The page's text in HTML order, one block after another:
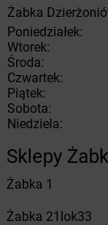
Żabka
Poniedziałek:
Wtorek:
Środa:
Czwartek:
Piątek:
Sobota:
Niedziela:
Sklepy
Żabka 1
Żabka 21lok33